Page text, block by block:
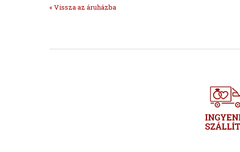
« Vissza az áruházba